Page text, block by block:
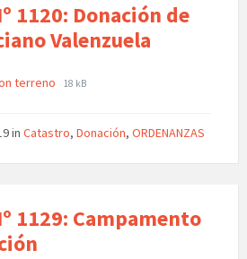
1120: Donación de
Valenzuela
terreno 18 kB
in Catastro, Donación, ORDENANZAS
1129: Campamento